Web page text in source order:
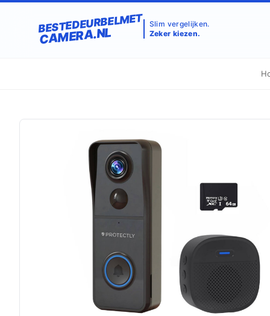
BESTEDEURBELMET
CAMERA.NL
Slim vergelijken.
Zeker kiezen.